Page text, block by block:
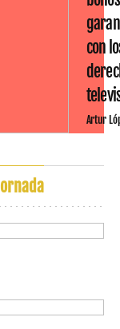
con
Artur